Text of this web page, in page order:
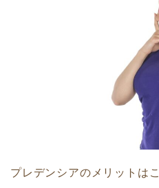
プレデンシアのメリットは